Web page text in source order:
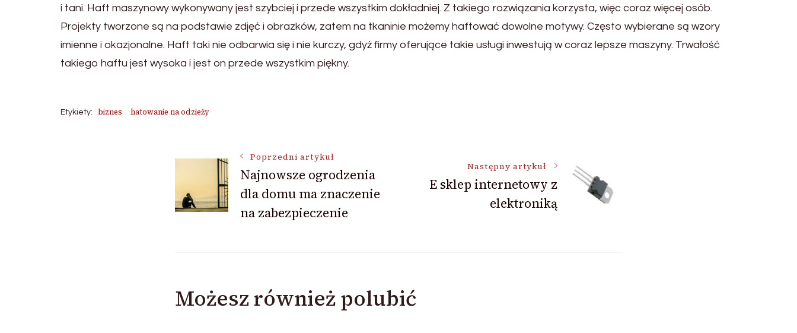
i tani. Haft maszynowy wykonywany jest szybciej i przede wszystkim dokładniej. Z takiego rozwiązania korzysta, więc coraz więcej osób.
Projekty tworzone są na podstawie zdjęć i obrazków, zatem na tkaninie możemy haftować dowolne motywy. Często wybierane są wzory
imienne i okazjonalne. Haft taki nie odbarwia się i nie kurczy, gdyż firmy oferujące takie usługi inwestują w coraz lepsze maszyny. Trwałość
takiego haftu jest wysoka i jest on przede wszystkim piękny.
Etykiety: biznes hatowanie na odzieży
Nawigacja
wpisu
Poprzedni artykuł
Najnowsze ogrodzenia
dla domu ma znaczenie
na zabezpieczenie
Następny artykuł
E sklep internetowy z
elektroniką
Możesz również polubić